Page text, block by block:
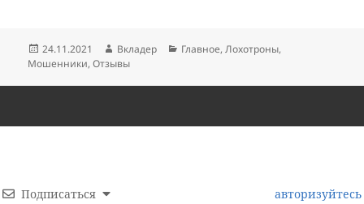
Опубликовано
24.11.2021 Автор
Вкладер Рубрики
Главное,Лохотроны,
Мошенники,Отзывы
Подписаться авторизуйтесь